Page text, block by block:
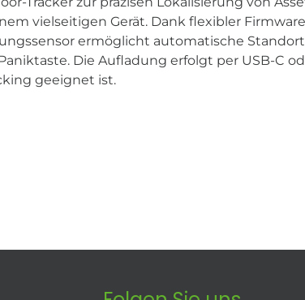
vielseitigen Gerät. Dank flexibler
ermöglicht automatische
Die Aufladung erfolgt per USB-C
geeignet ist.